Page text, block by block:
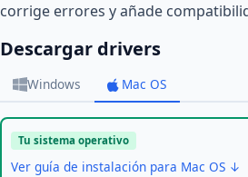
corrige errores y añade
Descargar drivers
Windows Mac OS
Tu sistema operativo
Ver guía de instalación para Mac OS ↓